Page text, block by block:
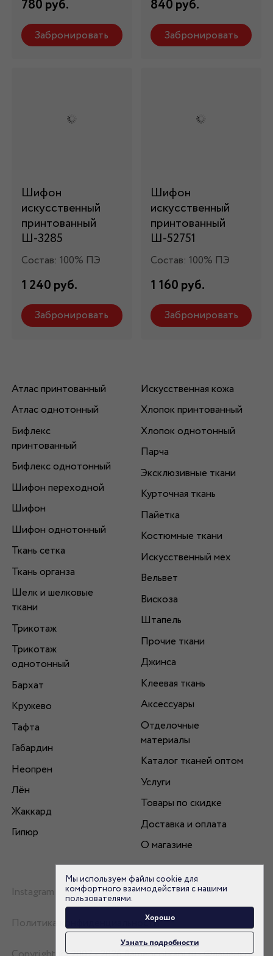
780 руб.
Забронировать
840 руб.
Забронировать
Шифон
искусственный
принтованный
Ш-3285
Состав: 100% ПЭ
1 240 руб.
Забронировать
Шифон
искусственный
принтованный
Ш-52751
Состав: 100% ПЭ
1 160 руб.
Забронировать
Атлас принтованный
Атлас однотонный
Бифлекс
принтованный
Бифлекс однотонный
Шифон переходной
Шифон
Шифон однотонный
Ткань сетка
Ткань органза
Шелк и шелковые
ткани
Трикотаж
Трикотаж
однотонный
Бархат
Кружево
Тафта
Габардин
Неопрен
Лён
Жаккард
Гипюр
Искусственная кожа
Хлопок принтованный
Хлопок однотонный
Парча
Эксклюзивные ткани
Курточная ткань
Пайетка
Костюмные ткани
Искусственный мех
Вельвет
Вискоза
Штапель
Прочие ткани
Джинса
Клеевая ткань
Аксессуары
Отделочные
материалы
Каталог тканей оптом
Услуги
Товары по скидке
Доставка и оплата
О магазине
Instagram
Политика конфиденциальности
Мы используем файлы cookie для
комфортного взаимодействия с нашими
пользователями.
Хорошо
Узнать подробности